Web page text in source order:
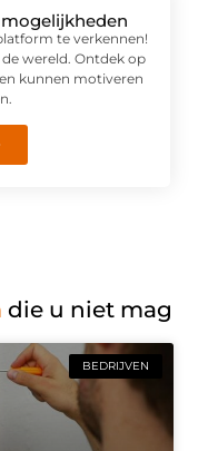
te verkennen!
wereld. Ontdek op
kunnen motiveren
die u niet mag
BEDRIJVEN